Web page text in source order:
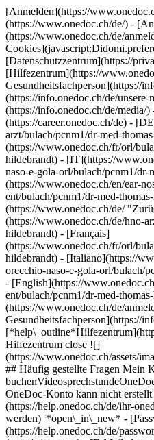
[Anmelden](https://
(https://www.onedoc.ch/de/) -
(https://www.onedoc.ch/de/
[Datenschutzzentrum](https://
[Hilfezentrum](https://
Gesundheitsfachperson](https://
(https://info.onedoc.ch/de/unsere-
(https://info.onedoc.ch/de/media/
(https://career.onedoc.ch/de) -
arzt/bulach/pcnm1/dr-med-
(https://www.onedoc.ch/fr/orl/
hildebrandt) - [IT](https://
naso-e-gola-orl/bulach/pcnm1/
(https://www.onedoc.ch/en/ear-
ent/bulach/pcnm1/dr-med-
(https://www.onedoc.ch/de/
(https://www.onedoc.ch/de/hno-
hildebrandt) - [Français]
(https://www.onedoc.ch/fr/orl/
hildebrandt) - [Italiano](https://
orecchio-naso-e-gola-orl/bulach/
- [English](https://
ent/bulach/pcnm1/dr-med-
(https://www.onedoc.ch/de/
Gesundheitsfachperson](https://
Hilfezentrum close ![]
(https://www.onedoc.ch/assets/
## Häufig gestellte Fragen Mein
OneDoc-Konto kann nicht
(https://help.onedoc.ch/de/ihr-
werden) *open\_in\_new* -
(https://help.onedoc.ch/de/